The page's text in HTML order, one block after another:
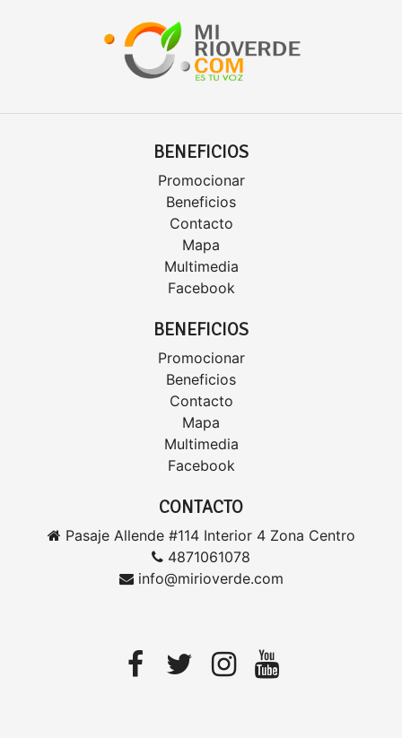
BENEFICIOS
Promocionar
Beneficios
Contacto
Mapa
Multimedia
Facebook
BENEFICIOS
Promocionar
Beneficios
Contacto
Mapa
Multimedia
Facebook
CONTACTO
Pasaje Allende #114 Interior 4 Zona Centro
4871061078
info@mirioverde.com